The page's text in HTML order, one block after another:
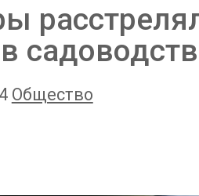
Общество